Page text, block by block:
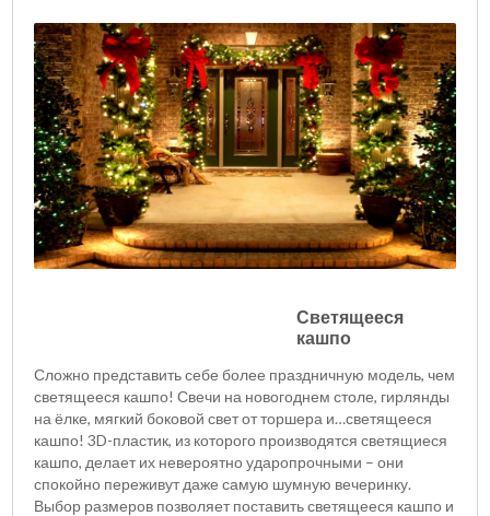
Светящееся
кашпо
Сложно представить себе более праздничную модель, чем
светящееся кашпо! Свечи на новогоднем столе, гирлянды
на ёлке, мягкий боковой свет от торшера и…светящееся
кашпо! 3D-пластик, из которого производятся светящиеся
кашпо, делает их невероятно ударопрочными – они
спокойно переживут даже самую шумную вечеринку.
Выбор размеров позволяет поставить светящееся кашпо и